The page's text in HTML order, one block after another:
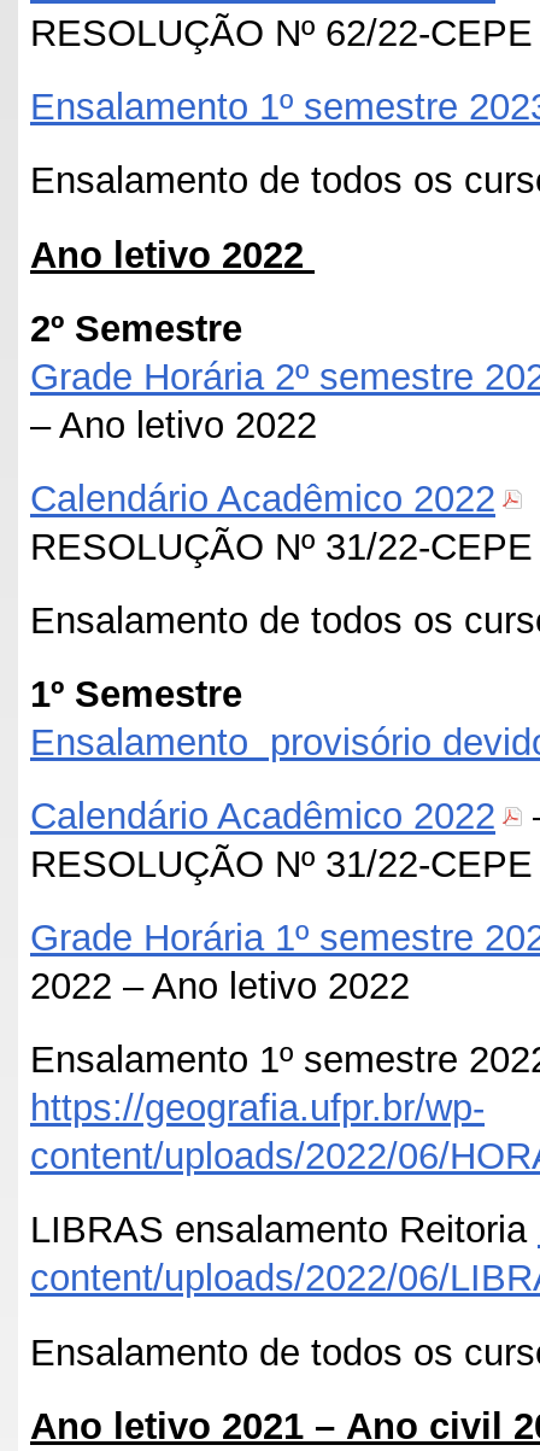
RESOLUÇÃO Nº 62/22-CEPE
Ensalamento 1º semestre
Ensalamento de todos os
Ano letivo 2022
2º Semestre
Grade Horária 2º semestre
– Ano letivo 2022
Calendário Acadêmico 2022
RESOLUÇÃO Nº 31/22-
Ensalamento de todos os
1º Semestre
Ensalamento provisório
Calendário Acadêmico 2022
RESOLUÇÃO Nº 31/22-
Grade Horária 1º semestre
2022 – Ano letivo 2022
Ensalamento 1º semestre
https://geografia.ufpr.br/wp-
content/uploads/2022/06/
LIBRAS ensalamento Reitoria
content/uploads/2022/06/
Ensalamento de todos os
Ano letivo 2021 – Ano civil